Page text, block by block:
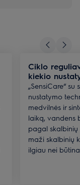
Ciklo
kiekio
„SensiCare“
nustatymo
medvilnės ir
laiką, vandens
pagal skalbinių
maži skalbinių
ilgiau nei